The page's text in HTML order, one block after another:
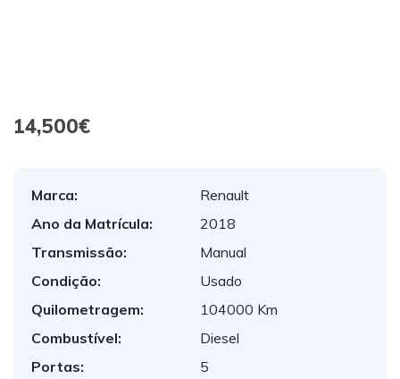
14,500€
Marca:
Renault
Ano da Matrícula:
2018
Transmissão:
Manual
Condição:
Usado
Quilometragem:
104000 Km
Combustível:
Diesel
Portas:
5